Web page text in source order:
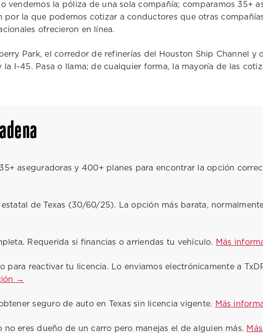
vendemos la póliza de una sola compañía; comparamos 35+
la que podemos cotizar a conductores que otras
ofrecieron en línea.
Park, el corredor de refinerías del Houston Ship Channel y
I-45. Pasa o llama; de cualquier forma, la mayoría de las
aseguradoras y 400+ planes para encontrar la opción
de Texas (30/60/25). La opción más barata,
Requerida si financias o arriendas tu vehículo. Más
para reactivar tu licencia. Lo enviamos electrónicamente a
→
seguro de auto en Texas sin licencia vigente. Más
no eres dueño de un carro pero manejas el de alguien más.